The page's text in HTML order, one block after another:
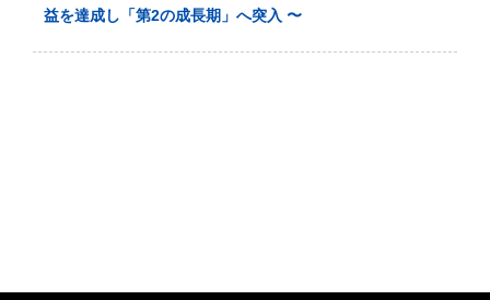
益を達成し「第2の成長期」へ突入 〜